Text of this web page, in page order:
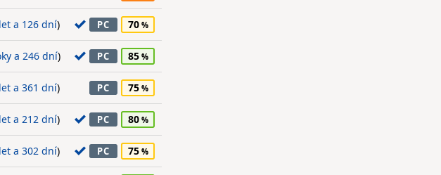
a 126 dní) PC 70
a 246 dní) PC 85
a 361 dní) PC 75
a 212 dní) PC 80
a 302 dní) PC 75